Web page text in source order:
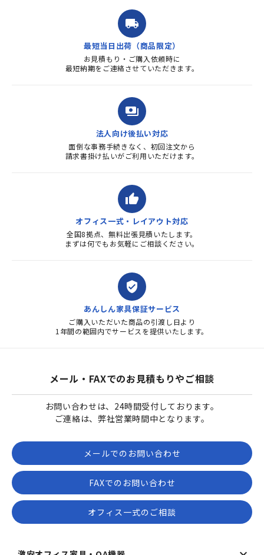
ました。商品到着も早く、品
質・使いやすさで満足していま
す。また、リピートするときは
よろしくお...
local_shipping
最短当日出荷（商品限定）
お見積もり・ご購入依頼時に
最短納期をご連絡させていただきます。
payments
法人向け後払い対応
面倒な事務手続きなく、初回注文から
請求書掛け払いがご利用いただけます。
thumb_up
オフィス一式・レイアウト対応
全国8拠点、無料出張見積いたします。
まずは何でもお気軽にご相談ください。
verified_user
あんしん家具保証サービス
ご購入いただいた商品の引渡し日より
1年間の範囲内でサービスを提供いたします。
メール・FAXでのお見積もりやご相談
お問い合わせは、24時間受付しております。
ご連絡は、弊社営業時間中となります。
メールでのお問い合わせ
FAXでのお問い合わせ
オフィス一式のご相談